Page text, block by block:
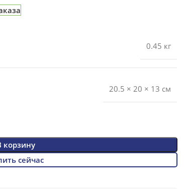
0.45 кг
20.5 × 20 × 13 см
корзину
сейчас